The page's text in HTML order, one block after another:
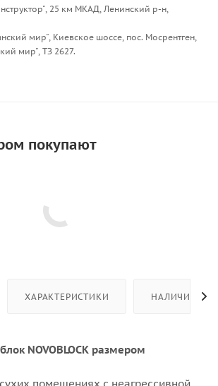
25 км МКАД, Ленинский р-н,
мир", Киевское шоссе, пос. Мосрентген,
мир", ТЗ 2627.
покупают
ХАРАКТЕРИСТИКИ НАЛИЧИЕ
NOVOBLOCK размером